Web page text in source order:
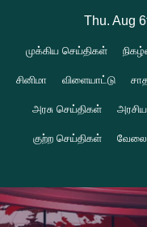
content
Thu. Aug
முக்கிய செய்திகள்
சினிமா விளையாட்டு
அரசு செய்திகள்
குற்ற செய்திகள்